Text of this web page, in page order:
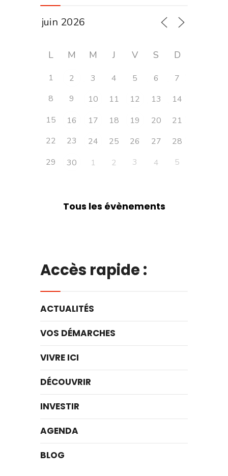
L M M J V S D
1 2 3 4 5 6
7
8
9 10 11 12 13
14
15
16 17 18 19 20
21
22
23 24 25 26 27
28
29
30 1 2 3 4 5
Tous les évènements
Accès rapide :
ACTUALITÉS
VOS DÉMARCHES
VIVRE ICI
DÉCOUVRIR
INVESTIR
AGENDA
BLOG